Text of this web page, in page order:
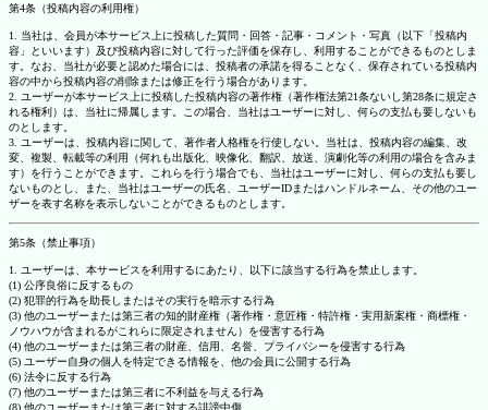
第4条（投稿内容の利用権）
1. 当社は、会員が本サービス上に投稿した質問・回答・記事・コメント・写真（以下「投稿内
容」といいます）及び投稿内容に対して行った評価を保存し、利用することができるものとしま
す。なお、当社が必要と認めた場合には、投稿者の承諾を得ることなく、保存されている投稿内
容の中から投稿内容の削除または修正を行う場合があります。
2. ユーザーが本サービス上に投稿した投稿内容の著作権（著作権法第21条ないし第28条に規定さ
れる権利）は、当社に帰属します。この場合、当社はユーザーに対し、何らの支払も要しないも
のとします。
3. ユーザーは、投稿内容に関して、著作者人格権を行使しない。当社は、投稿内容の編集、改
変、複製、転載等の利用（何れも出版化、映像化、翻訳、放送、演劇化等の利用の場合を含みま
す）を行うことができます。これらを行う場合でも、当社はユーザーに対し、何らの支払も要し
ないものとし、また、当社はユーザーの氏名、ユーザーIDまたはハンドルネーム、その他のユー
ザーを表す名称を表示しないことができるものとします。
第5条（禁止事項）
1. ユーザーは、本サービスを利用するにあたり、以下に該当する行為を禁止します。
(1) 公序良俗に反するもの
(2) 犯罪的行為を助長しまたはその実行を暗示する行為
(3) 他のユーザーまたは第三者の知的財産権（著作権・意匠権・特許権・実用新案権・商標権・
ノウハウが含まれるがこれらに限定されません）を侵害する行為
(4) 他のユーザーまたは第三者の財産、信用、名誉、プライバシーを侵害する行為
(5) ユーザー自身の個人を特定できる情報を、他の会員に公開する行為
(6) 法令に反する行為
(7) 他のユーザーまたは第三者に不利益を与える行為
(8) 他のユーザーまたは第三者に対する誹謗中傷